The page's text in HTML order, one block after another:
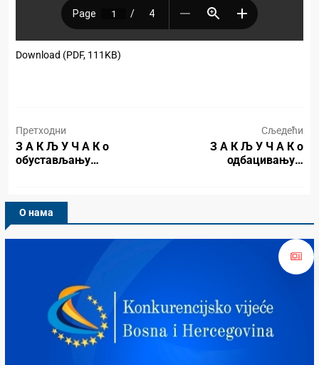
Download (PDF, 111KB)
Претходни
З А К Љ У Ч А К о
обустављању…
Сљедећи
З А К Љ У Ч А К о
одбацивању…
О нама